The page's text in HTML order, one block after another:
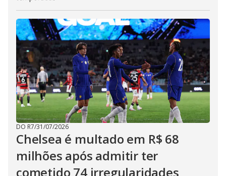
DO R7/31/07/2026
Chelsea é multado em R$ 68
milhões após admitir ter
cometido 74 irregularidades